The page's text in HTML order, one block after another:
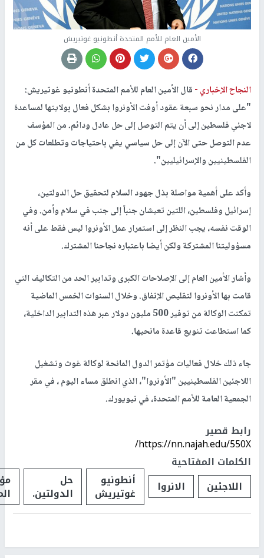
الأمين العام للأمم المتحدة أنطونيو غوتيريش
النجاح الإخباري -قال الأمين العام للأمم المتحدة أنطونيو غوتيريش:
"على مدار نحو سبعة عقود أوفت الأونروا بشكل فعال بولايتها لمساعدة
لاجئي فلسطين إلى أن يتم التوصل إلى حل عادل ودائم. من المؤسف
عدم التوصل حتى الآن إلى حل سياسي يفي باحتياجات وتطلعات كل من
الفلسطينيين والإسرائيليين".
وأكد على أهمية مواصلة بذل جهود السلام لتحقيق حل الدولتين،
إسرائيل وفلسطين، اللتين تعيشان جنباً إلى جنب في سلام وأمن. وفي
الوقت نفسه، يجب النظر إلى استمرار عمل الأونروا ليس فقط على أنه
مسؤوليتنا المشتركة ولكن أيضا باعتباره نجاحنا المشترك.
وأشار الأمين العام إلى الإصلاحات الكبرى وتدابير الحد من التكاليف التي
قامت بها الأونروا لتقليص الإنفاق. وخلال السنوات الخمس الماضية
تمكنت الوكالة من توفير 500 مليون دولار عبر هذه التدابير الداخلية،
كما استطاعت تنويع قاعدة مانحيها.
جاء ذلك خلال فعاليات مؤتمر الدول المانحة لوكالة غوث وتشغيل
اللاجئين الفلسطينيين "الأونروا"، الذي انطلق مساء اليوم ، في مقر
الجمعية العامة للأمم المتحدة، في نيويورك.
رابط قصير
https://nn.najah.edu/550X/
الكلمات المفتاحية
اللاجئين
الانروا أنطونيو
غوتيريش
حل
الدولتين.